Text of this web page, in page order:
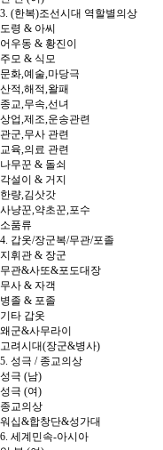
3. (한복)조선시대 역할별의상
도령 & 아씨
어우동 & 황진이
주모 & 식모
문화,예술,마당극
산적,해적,왈패
종교,무속,선녀
상업,제조,운송관련
관군,무사 관련
교육,의료 관련
나무꾼 & 돌쇠
각설이 & 거지
한량,김삿갓
사냥꾼,약초꾼,포수
소품류
4. 갑옷/장군복/무관/포졸
지휘관 & 장군
무관&사또&포도대장
무사 & 자객
병졸 & 포졸
기타 갑옷
왜군&사무라이
고려시대(장군&병사)
5. 성극 / 종교의상
성극 (남)
성극 (여)
종교의상
워십&합창단&성가대
6. 세계민속-아시아